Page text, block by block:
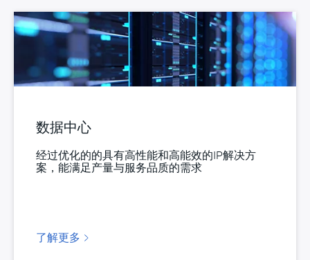
数据中心
经过优化的的具有高性能和高能效的IP解决方
案，能满足产量与服务品质的需求
了解更多